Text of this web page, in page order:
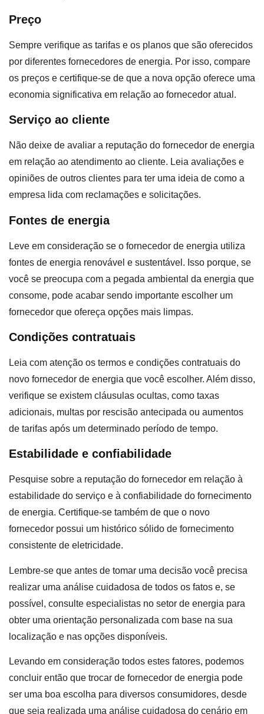
Preço
Sempre verifique as tarifas e os planos que são oferecidos
por diferentes fornecedores de energia. Por isso, compare
os preços e certifique-se de que a nova opção oferece uma
economia significativa em relação ao fornecedor atual.
Serviço ao cliente
Não deixe de avaliar a reputação do fornecedor de energia
em relação ao atendimento ao cliente. Leia avaliações e
opiniões de outros clientes para ter uma ideia de como a
empresa lida com reclamações e solicitações.
Fontes de energia
Leve em consideração se o fornecedor de energia utiliza
fontes de energia renovável e sustentável. Isso porque, se
você se preocupa com a pegada ambiental da energia que
consome, pode acabar sendo importante escolher um
fornecedor que ofereça opções mais limpas.
Condições contratuais
Leia com atenção os termos e condições contratuais do
novo fornecedor de energia que você escolher. Além disso,
verifique se existem cláusulas ocultas, como taxas
adicionais, multas por rescisão antecipada ou aumentos
de tarifas após um determinado período de tempo.
Estabilidade e confiabilidade
Pesquise sobre a reputação do fornecedor em relação à
estabilidade do serviço e à confiabilidade do fornecimento
de energia. Certifique-se também de que o novo
fornecedor possui um histórico sólido de fornecimento
consistente de eletricidade.
Lembre-se que antes de tomar uma decisão você precisa
realizar uma análise cuidadosa de todos os fatos e, se
possível, consulte especialistas no setor de energia para
obter uma orientação personalizada com base na sua
localização e nas opções disponíveis.
Levando em consideração todos estes fatores, podemos
concluir então que trocar de fornecedor de energia pode
ser uma boa escolha para diversos consumidores, desde
que seja realizada uma análise cuidadosa do cenário em